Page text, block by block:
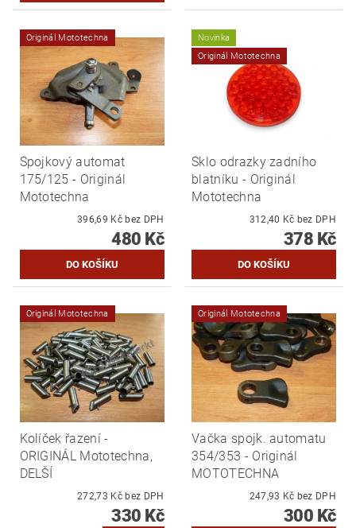
Originál Mototechna
Spojkový automat
175/125 - Originál
Mototechna
396,69 Kč bez DPH
480 Kč
Novinka
Originál Mototechna
Sklo odrazky zadního
blatníku - Originál
Mototechna
312,40 Kč bez DPH
378 Kč
Originál Mototechna
Kolíček řazení -
ORIGINÁL Mototechna,
DELŠÍ
272,73 Kč bez DPH
330 Kč
Originál Mototechna
Vačka spojk. automatu
354/353 - Originál
MOTOTECHNA
247,93 Kč bez DPH
300 Kč